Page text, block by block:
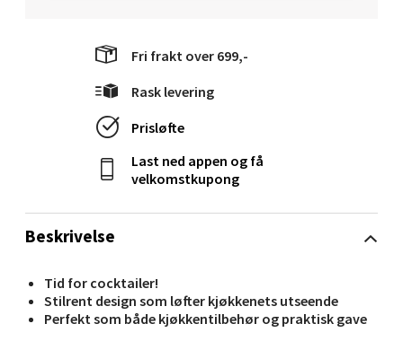
Beskrivelse
Tid for cocktailer!
Stilrent design som løfter kjøkkenets utseende
Perfekt som både kjøkkentilbehør og praktisk gave
Fri frakt over 699,-
Rask levering
Prisløfte
Last ned appen og få
velkomstkupong
Molde - Moldetorget
Åpent i dag 10-20
Narvik - Thon Senter Malmporten